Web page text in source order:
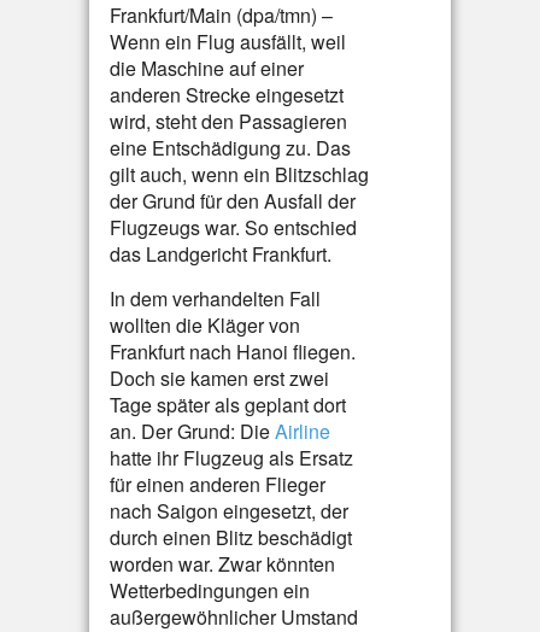
Frankfurt/Main (dpa/tmn) –
Wenn ein Flug ausfällt, weil
die Maschine auf einer
anderen Strecke eingesetzt
wird, steht den Passagieren
eine Entschädigung zu. Das
gilt auch, wenn ein Blitzschlag
der Grund für den Ausfall der
Flugzeugs war. So entschied
das Landgericht Frankfurt.
In dem verhandelten Fall
wollten die Kläger von
Frankfurt nach Hanoi fliegen.
Doch sie kamen erst zwei
Tage später als geplant dort
an. Der Grund: DieAirline
hatte ihr Flugzeug als Ersatz
für einen anderen Flieger
nach Saigon eingesetzt, der
durch einen Blitz beschädigt
worden war. Zwar könnten
Wetterbedingungen ein
außergewöhnlicher Umstand